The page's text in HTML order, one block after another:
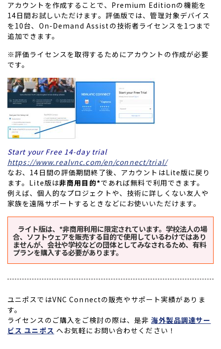
アカウントを作成することで、Premium Editionの機能を
14日間お試しいただけます。評価版では、管理対象デバイス
を10台、On-Demand Assistの技術者ライセンスを1つまで
追加できます。
※評価ライセンスを取得するためにアカウントの作成が必要
です。
Start your Free 14-day trial
https://www.realvnc.com/en/connect/trial/
なお、14日間の評価期間終了後、アカウントはLite版に戻り
ます。Lite版は非商用目的*であれば無料で利用できます。
例えば、個人的なプロジェクトや、技術に詳しくない友人や
家族を遠隔サポートするときなどにお使いいただけます。
ライト版は、*非商用利用に限定されています。学校法人の場
合、ソフトウェアを販売する目的で使用しているわけではあり
ませんが、会社や学校などの団体としてみなされるため、有料
プランを購入する必要があります。
ユニポスではVNC Connectの販売やサポート実績がありま
す。
ライセンスのご購入をご検討の際は、是非海外製品調達サー
ビス ユニポス へお気軽にお問い合わせください！